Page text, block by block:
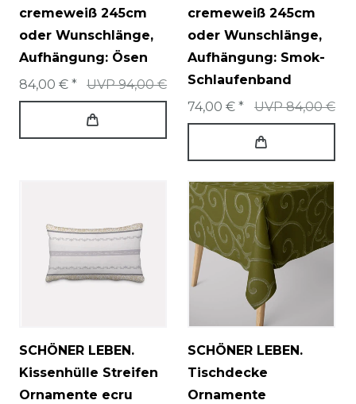
cremeweiß 245cm
oder Wunschlänge,
Aufhängung: Ösen
UVP 94,00 €
84,00 € *
cremeweiß 245cm
oder Wunschlänge,
Aufhängung: Smok-
Schlaufenband
UVP 84,00 €
74,00 € *
SCHÖNER LEBEN.
Kissenhülle Streifen
Ornamente ecru
SCHÖNER LEBEN.
Tischdecke
Ornamente